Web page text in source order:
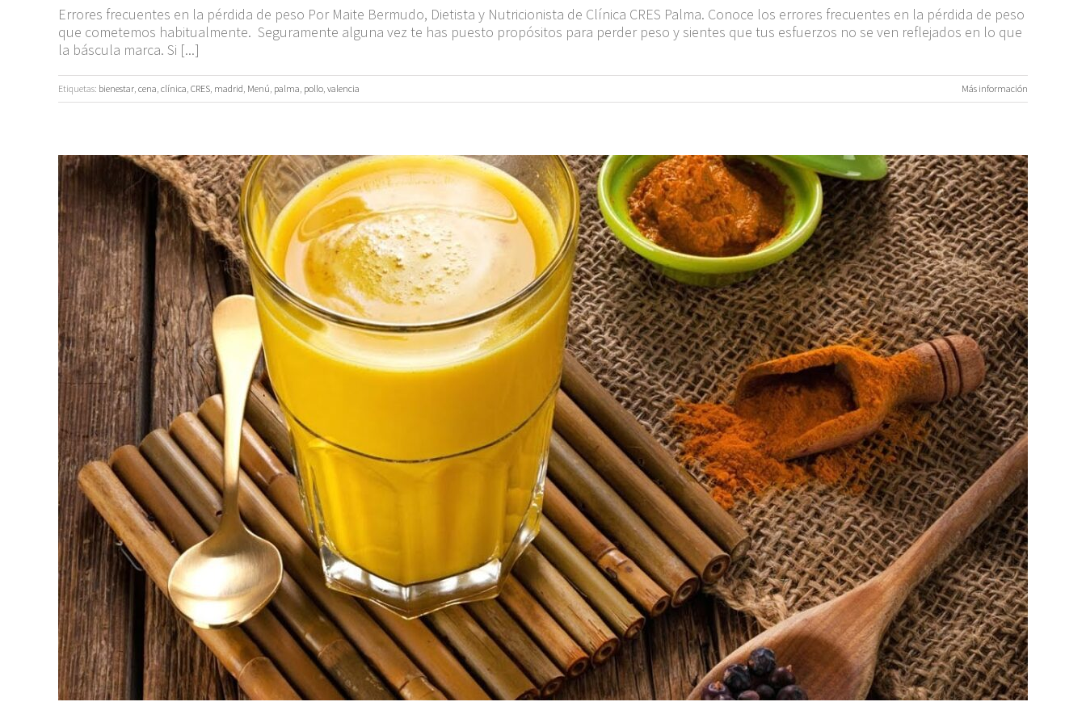
Errores frecuentes en la pérdida de peso Por Maite Bermudo, Dietista y Nutricionista de Clínica CRES Palma. Conoce los errores frecuentes en la pérdida de peso
que cometemos habitualmente. Seguramente alguna vez te has puesto propósitos para perder peso y sientes que tus esfuerzos no se ven reflejados en lo que
la báscula marca. Si [...]
Etiquetas: bienestar, cena, clínica, CRES, madrid, Menú, palma, pollo, valencia Más información